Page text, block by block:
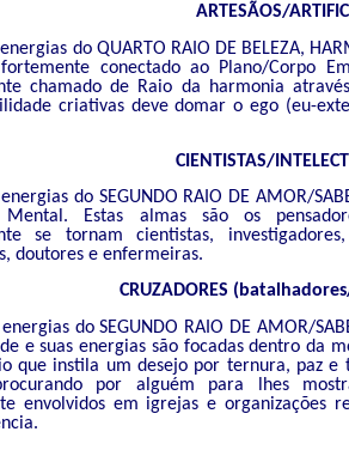
ARTESÃOS/
do QUARTO RAIO DE BELEZA,
conectado ao Plano/Corpo
chamado de Raio da harmonia
criativas deve domar o ego (eu-
CIENTISTAS/
do SEGUNDO RAIO DE AMOR/
Mental. Estas almas são os
se tornam cientistas,
doutores e enfermeiras.
CRUZADORES
do SEGUNDO RAIO DE AMOR/
e suas energias são focadas dentro da
que instila um desejo por ternura, paz e
por alguém para lhes
envolvidos em igrejas e organizações